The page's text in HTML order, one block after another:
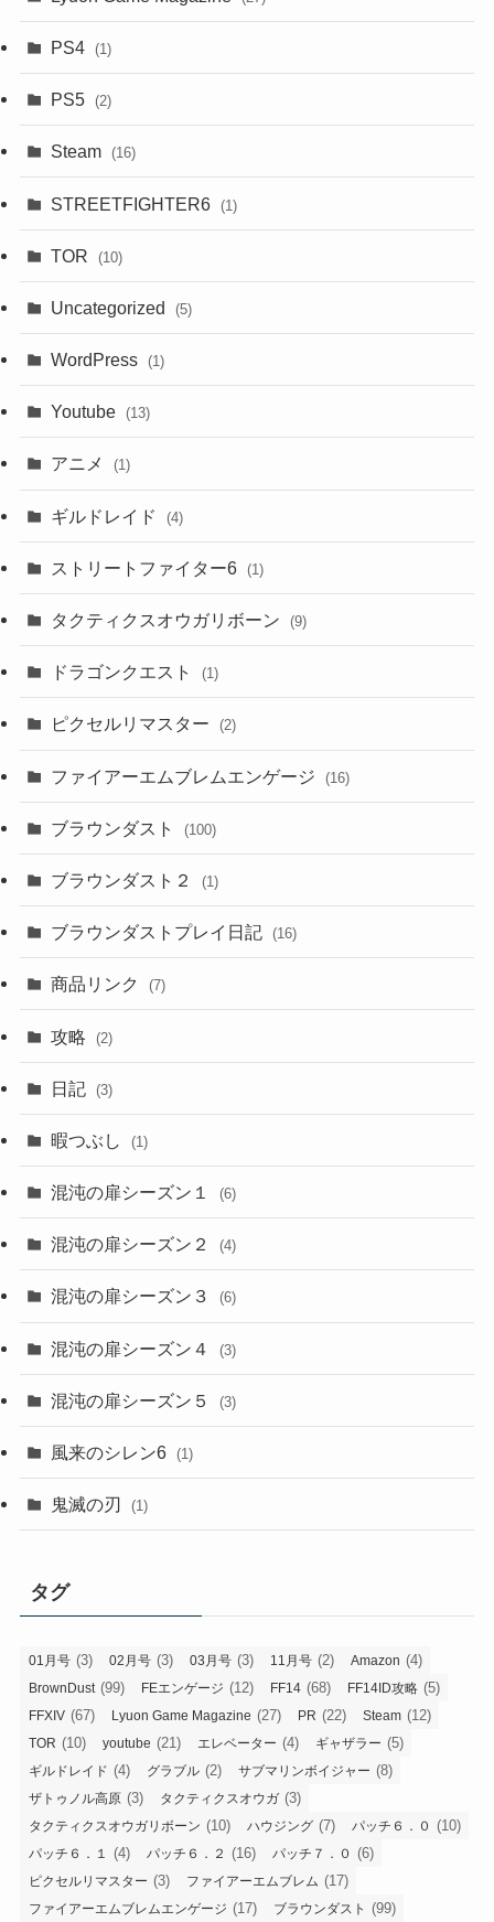
PS4 (1)
PS5 (2)
Steam (16)
STREETFIGHTER6 (1)
TOR (10)
Uncategorized (5)
WordPress (1)
Youtube (13)
アニメ (1)
ギルドレイド (4)
ストリートファイター6 (1)
タクティクスオウガリボーン (9)
ドラゴンクエスト (1)
ピクセルリマスター (2)
ファイアーエムブレムエンゲージ (16)
ブラウンダスト (100)
ブラウンダスト２ (1)
ブラウンダストプレイ日記 (16)
商品リンク (7)
攻略 (2)
日記 (3)
暇つぶし (1)
混沌の扉シーズン１ (6)
混沌の扉シーズン２ (4)
混沌の扉シーズン３ (6)
混沌の扉シーズン４ (3)
混沌の扉シーズン５ (3)
風来のシレン6 (1)
鬼滅の刃 (1)
タグ
01月号 (3) 02月号 (3) 03月号 (3) 11月号 (2) Amazon (4)
BrownDust(99) FEエンゲージ (12) FF14 (68) FF14ID攻略 (5)
FFXIV (67) Lyuon Game Magazine (27) PR (22) Steam (12)
TOR (10) youtube (21) エレベーター (4) ギャザラー (5)
ギルドレイド (4) グラブル (2) サブマリンボイジャー (8)
ザトゥノル高原 (3) タクティクスオウガ (3)
タクティクスオウガリボーン (10) ハウジング (7) パッチ６．０ (10)
パッチ６．１ (4) パッチ６．２ (16) パッチ７．０ (6)
ピクセルリマスター (3) ファイアーエムブレム (17)
ファイアーエムブレムエンゲージ (17) ブラウンダスト (99)